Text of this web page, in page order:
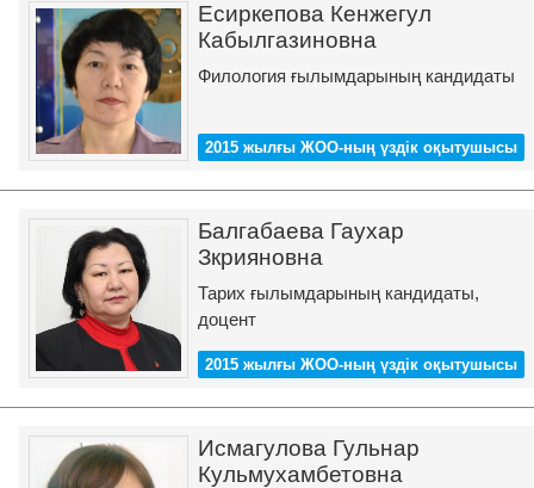
Есиркепова Кенжегул
Кабылгазиновна
Филология ғылымдарының кандидаты
2015 жылғы ЖОО-ның үздік оқытушысы
Балгабаева Гаухар
Зкрияновна
Тарих ғылымдарының кандидаты,
доцент
2015 жылғы ЖОО-ның үздік оқытушысы
Исмагулова Гульнар
Кульмухамбетовна